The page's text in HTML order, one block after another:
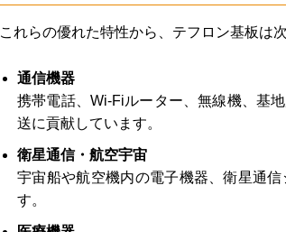
これらの優れた特性から、テフロン基板は
通信機器
携帯電話、Wi-Fiルーター、無線機、基
送に貢献しています。
衛星通信・航空宇宙
宇宙船や航空機内の電子機器、衛星通
す。